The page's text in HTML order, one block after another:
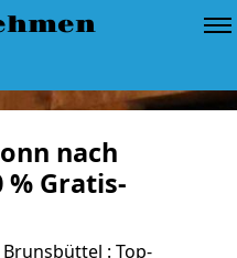
nach
Gratis-
: Top-